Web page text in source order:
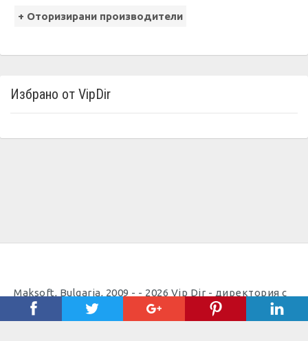
+ Оторизирани производители
Избрано от VipDir
Maksoft, Bulgaria, 2009 - - 2026 Vip Dir - директория с
полезни телефони |